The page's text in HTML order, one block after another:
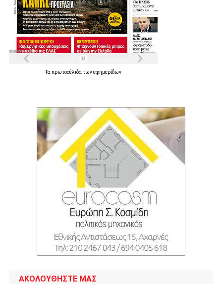
Τα πρωτοσέλιδα τωνεφημερίδων
ΑΚΟΛΟΥΘΉΣΤΕ ΜΑΣ